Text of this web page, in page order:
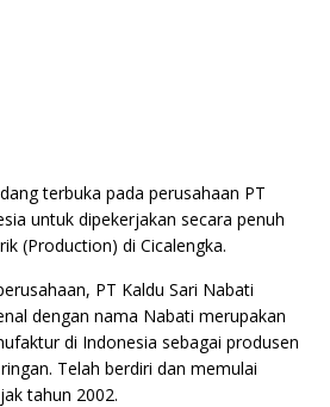
terbuka pada perusahaan PT
untuk dipekerjakan secara penuh
(Production) di Cicalengka.
PT Kaldu Sari Nabati
dengan nama Nabati merupakan
di Indonesia sebagai produsen
Telah berdiri dan memulai
tahun 2002.